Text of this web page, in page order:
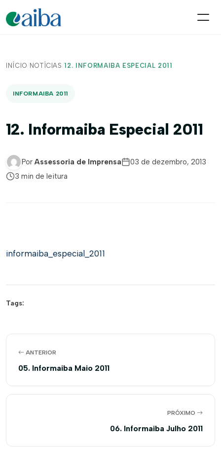
INÍCIO/ NOTÍCIAS /12. INFORMAIBA ESPECIAL 2011
INFORMAIBA 2011
12. Informaiba Especial 2011
Por Assessoria de Imprensa
03 de dezembro, 2013
3 min de leitura
informaiba_especial_2011
Tags:
ANTERIOR
05. Informaiba Maio 2011
PRÓXIMO
06. Informaiba Julho 2011